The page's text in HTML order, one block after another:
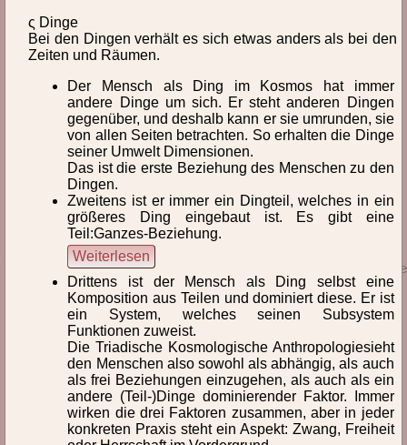
S
T
Abl
Abs Abt
Anw Arc Art Asy Auf
Auß
Axi
Anthropologie, KosmologischeAnthropologie, triadische
Anthropologische PraxeologieAnthropomorphismen
ς Dinge
Bei den Dingen verhält es sich etwas anders als bei den
Zeiten und Räumen.
Der Mensch als Ding im Kosmos hat immer
andere Dinge um sich. Er steht anderen Dingen
gegenüber, und deshalb kann er sie umrunden, sie
von allen Seiten betrachten. So erhalten die Dinge
seiner Umwelt Dimensionen.
Das ist die erste Beziehung des Menschen zu den
Dingen.
Zweitens ist er immer ein Dingteil, welches in ein
größeres Ding eingebaut ist. Es gibt eine
Teil:Ganzes-Beziehung.
Weiterlesen
Drittens ist der Mensch als Ding selbst eine
Komposition aus Teilen und dominiert diese. Er ist
ein System, welches seinen Subsystem
Funktionen zuweist.
Die Triadische Kosmologische Anthropologiesieht
den Menschen also sowohl als abhängig, als auch
als frei Beziehungen einzugehen, als auch als ein
andere (Teil-)Dinge dominierender Faktor. Immer
wirken die drei Faktoren zusammen, aber in jeder
konkreten Praxis steht ein Aspekt: Zwang, Freiheit
© 2026 Prof. Dr. phil. habil. Michael Giesecke